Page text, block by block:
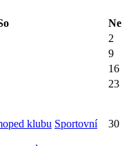
Ne
2
9
16
23
klubu Sportovní
30